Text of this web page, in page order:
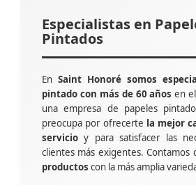
Especialistas en
Pintados
En Saint Honoré somos
pintado con más de 60 años en
una empresa de papeles
preocupa por ofrecerte la mejor
servicio y para satisfacer las
clientes más exigentes. Contamos
productos con la más amplia